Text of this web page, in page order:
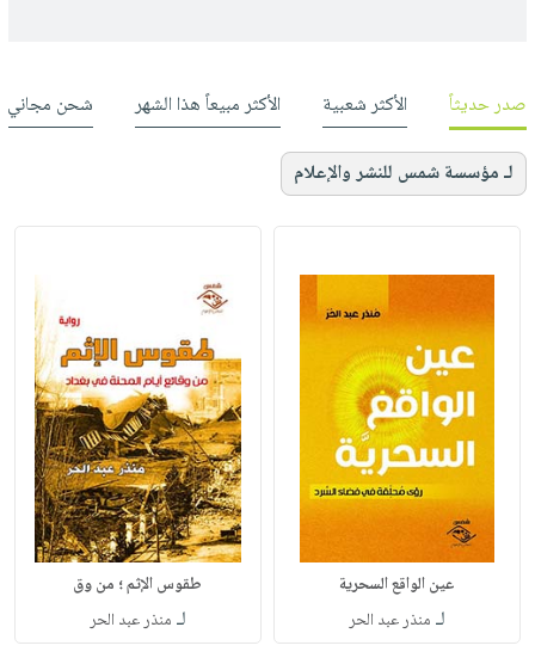
صدر حديثاً الأكثر شعبية الأكثر مبيعاً هذا الشهر شحن مجاني
لـ مؤسسة شمس للنشر والإعلام
عين الواقع السحرية
لـ منذر عبد الحر
طقوس الإثم ؛ من وق
لـ منذر عبد الحر